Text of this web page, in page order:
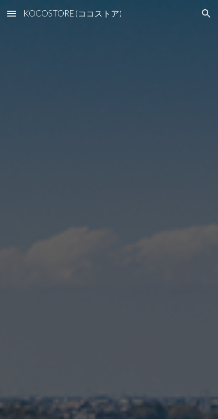
Skip to main content Skip to navigation
KOCOSTORE (ココストア)